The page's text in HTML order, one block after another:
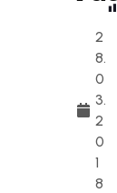
2
8.
0
3.
2
0
1
8